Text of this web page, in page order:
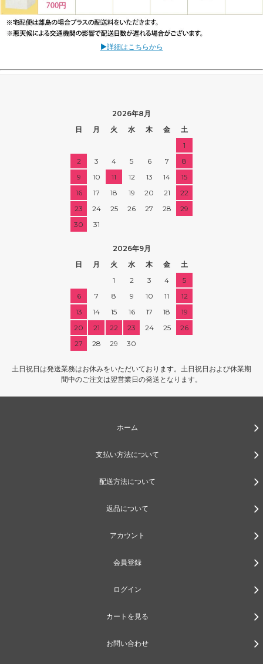
▶詳細はこちらから
2026年8月
日
月 火 水 木 金
土
1
2
3 4 5 6 7
8
9
10 11 12 13 14
15
16
17 18 19 20 21
22
23
24 25 26 27 28
29
30
31
2026年9月
日
月 火 水 木 金
土
1
2 3 4
5
6
7 8 9 10 11
12
13
14 15 16 17 18
19
20
21 22 23 24 25
26
27
28 29 30
土日祝日は発送業務はお休みをいただいております。土日祝日および休業期
間中のご注文は翌営業日の発送となります。
ホーム
支払い方法について
配送方法について
返品について
アカウント
会員登録
ログイン
カートを見る
お問い合わせ